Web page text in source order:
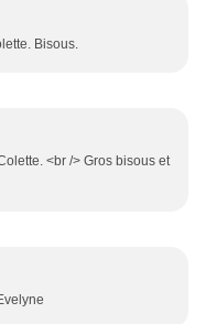
Bisous.
<br /> Gros bisous et